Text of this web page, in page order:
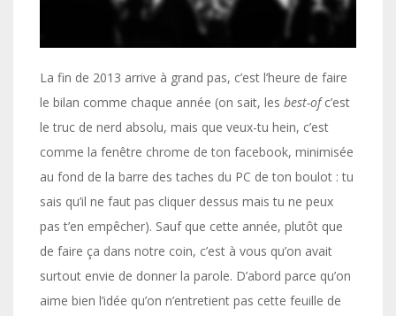
La fin de 2013 arrive à grand pas, c’est l’heure de faire
le bilan comme chaque année (on sait, les best-ofc’est
le truc de nerd absolu, mais que veux-tu hein, c’est
comme la fenêtre chrome de ton facebook, minimisée
au fond de la barre des taches du PC de ton boulot : tu
sais qu’il ne faut pas cliquer dessus mais tu ne peux
pas t’en empêcher). Sauf que cette année, plutôt que
de faire ça dans notre coin, c’est à vous qu’on avait
surtout envie de donner la parole. D’abord parce qu’on
aime bien l’idée qu’on n’entretient pas cette feuille de